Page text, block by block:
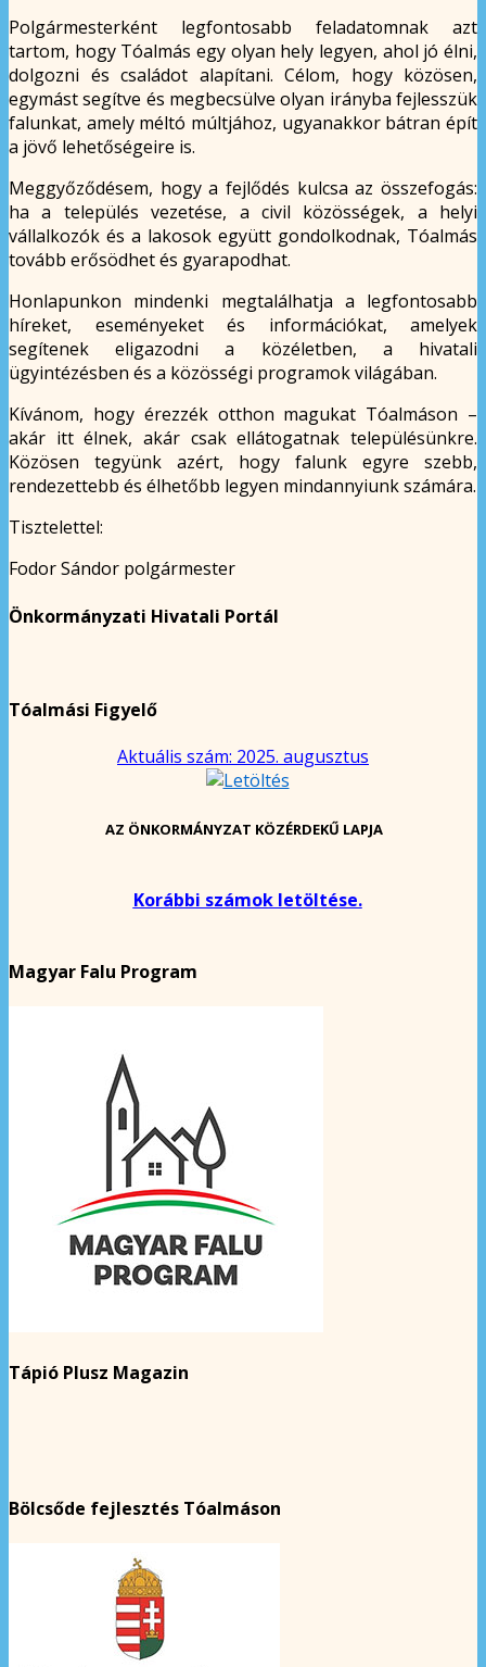
Polgármesterként legfontosabb feladatomnak azt
tartom, hogy Tóalmás egy olyan hely legyen, ahol jó élni,
dolgozni és családot alapítani. Célom, hogy közösen,
egymást segítve és megbecsülve olyan irányba fejlesszük
falunkat, amely méltó múltjához, ugyanakkor bátran épít
a jövő lehetőségeire is.
Meggyőződésem, hogy a fejlődés kulcsa az összefogás:
ha a település vezetése, a civil közösségek, a helyi
vállalkozók és a lakosok együtt gondolkodnak, Tóalmás
tovább erősödhet és gyarapodhat.
Honlapunkon mindenki megtalálhatja a legfontosabb
híreket, eseményeket és információkat, amelyek
segítenek eligazodni a közéletben, a hivatali
ügyintézésben és a közösségi programok világában.
Kívánom, hogy érezzék otthon magukat Tóalmáson –
akár itt élnek, akár csak ellátogatnak településünkre.
Közösen tegyünk azért, hogy falunk egyre szebb,
rendezettebb és élhetőbb legyen mindannyiunk számára.
Tisztelettel:
Fodor Sándor polgármester
Önkormányzati Hivatali Portál
Tóalmási Figyelő
Aktuális szám: 2025. augusztus
AZ ÖNKORMÁNYZAT KÖZÉRDEKŰ LAPJA
Korábbi számok letöltése.
Magyar Falu Program
Tápió Plusz Magazin
Bölcsőde fejlesztés Tóalmáson